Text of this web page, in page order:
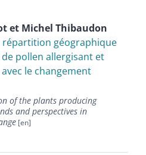
et Michel Thibaudon
répartition géographique
pollen allergisant et
le changement
of the plants producing
and perspectives in